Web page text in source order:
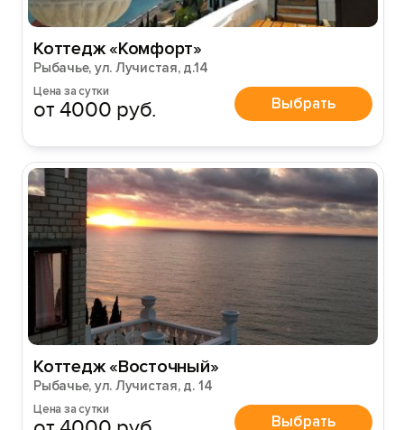
Коттедж «Комфорт»
Рыбачье, ул. Лучистая, д.14
Цена за сутки
от 4000 руб. Выбрать
Коттедж «Восточный»
Рыбачье, ул. Лучистая, д. 14
Цена за сутки
Выбрать